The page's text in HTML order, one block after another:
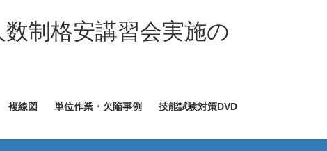
制格安講習会実施の
複線図 単位作業・欠陥事例 技能試験対策DVD